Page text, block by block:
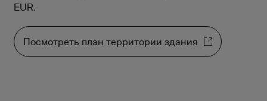
EUR.
Посмотреть план территории здания